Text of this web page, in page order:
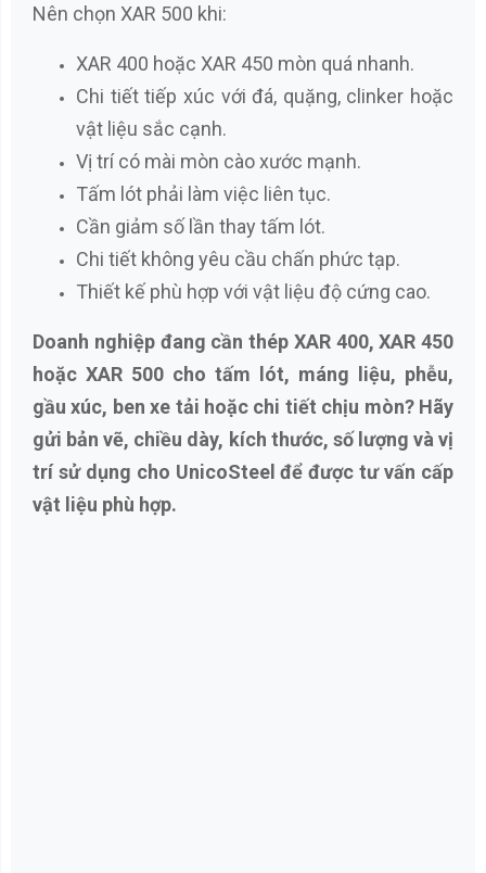
Nên chọn XAR 500 khi:
XAR 400 hoặc XAR 450 mòn quá nhanh.
Chi tiết tiếp xúc với đá, quặng, clinker hoặc
vật liệu sắc cạnh.
Vị trí có mài mòn cào xước mạnh.
Tấm lót phải làm việc liên tục.
Cần giảm số lần thay tấm lót.
Chi tiết không yêu cầu chấn phức tạp.
Thiết kế phù hợp với vật liệu độ cứng cao.
Doanh nghiệp đang cần thép XAR 400, XAR 450
hoặc XAR 500 cho tấm lót, máng liệu, phễu,
gầu xúc, ben xe tải hoặc chi tiết chịu mòn? Hãy
gửi bản vẽ, chiều dày, kích thước, số lượng và vị
trí sử dụng cho UnicoSteel để được tư vấn cấp
vật liệu phù hợp.